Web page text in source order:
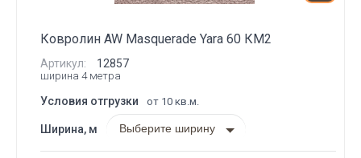
Ковролин AW Masquerade Yara 60 КМ2
Артикул: 12857
ширина 4 метра
Условия отгрузки от 10 кв.м.
Ширина, м Выберите ширину